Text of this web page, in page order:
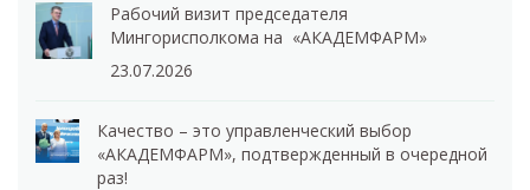
Рабочий визит председателя
Мингорисполкома на «АКАДЕМФАРМ»
23.07.2026
Качество – это управленческий выбор
«АКАДЕМФАРМ», подтвержденный в очередной
раз!